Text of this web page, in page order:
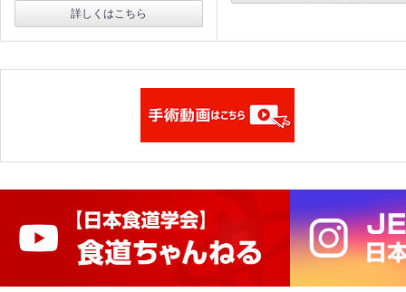
詳しくはこちら